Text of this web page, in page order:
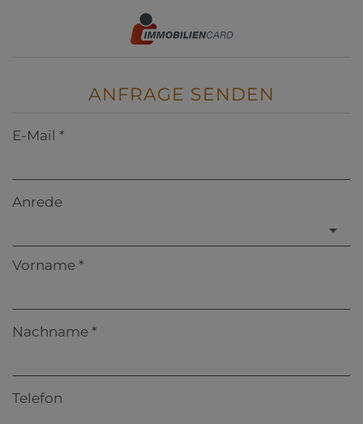
ANFRAGE SENDEN
E-Mail
Anrede
Vorname
Nachname
Telefon